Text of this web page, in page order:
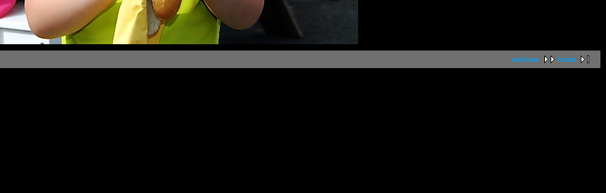
nächste letzte